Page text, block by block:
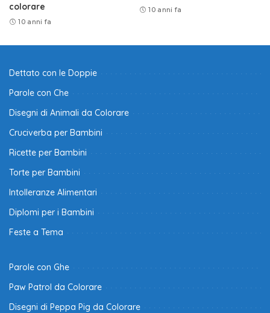
colorare
10 anni fa
10 anni fa
Dettato con le Doppie
Parole con Che
Disegni di Animali da Colorare
Cruciverba per Bambini
Ricette per Bambini
Torte per Bambini
Intolleranze Alimentari
Diplomi per i Bambini
Feste a Tema
Parole con Ghe
Paw Patrol da Colorare
Disegni di Peppa Pig da Colorare